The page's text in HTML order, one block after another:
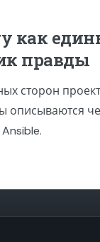
как
правды
сторон
описываются